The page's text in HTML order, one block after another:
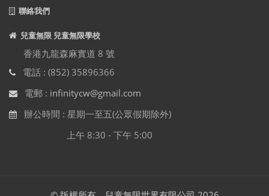
聯絡我們
兒童無限 兒童無限學校
香港九龍森麻實道 8 號
電話 : (852) 35896366
電郵 : infinitycw@gmail.com
辦公時間 : 星期一至五(公眾假期除外)
上午 8:30 - 下午 5:00